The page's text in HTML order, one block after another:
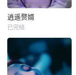
逍遥赘婿
已完结